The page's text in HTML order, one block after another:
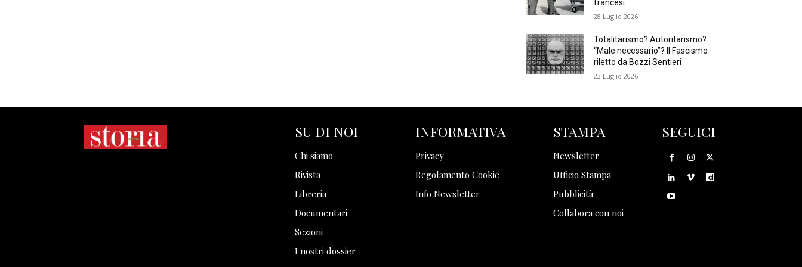
francesi
28 Luglio 2026
Totalitarismo? Autoritarismo?
“Male necessario”? Il Fascismo
riletto da Bozzi Sentieri
23 Luglio 2026
SU DI NOI
Chi siamo
Rivista
Libreria
Documentari
Sezioni
I nostri dossier
INFORMATIVA
Privacy
Regolamento Cookie
Info Newsletter
STAMPA
Newsletter
Ufficio Stampa
Pubblicità
Collabora con noi
SEGUICI